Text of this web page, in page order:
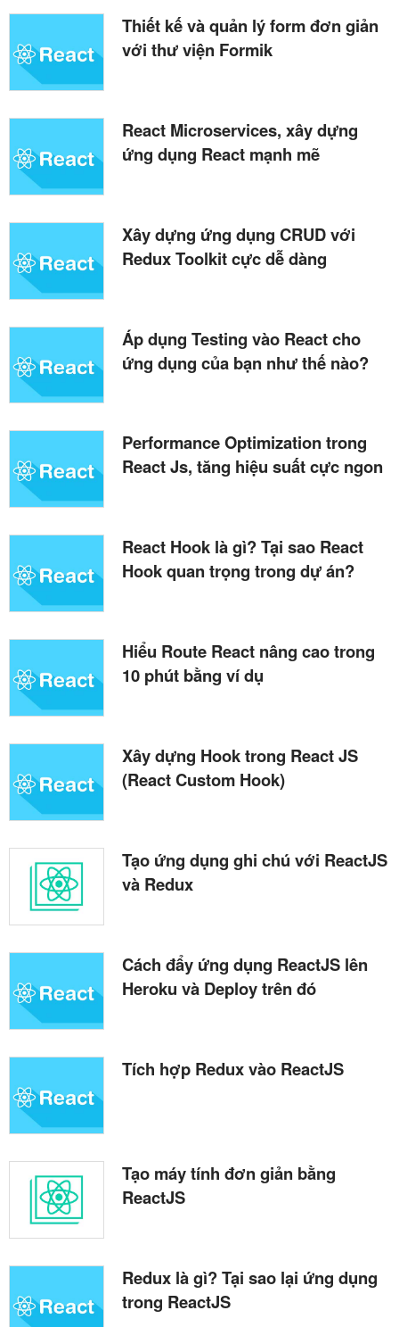
Thiết kế và quản lý form đơn giản
với thư viện Formik
React Microservices, xây dựng
ứng dụng React mạnh mẽ
Xây dựng ứng dụng CRUD với
Redux Toolkit cực dễ dàng
Áp dụng Testing vào React cho
ứng dụng của bạn như thế nào?
Performance Optimization trong
React Js, tăng hiệu suất cực ngon
React Hook là gì? Tại sao React
Hook quan trọng trong dự án?
Hiểu Route React nâng cao trong
10 phút bằng ví dụ
Xây dựng Hook trong React JS
(React Custom Hook)
Tạo ứng dụng ghi chú với ReactJS
và Redux
Cách đẩy ứng dụng ReactJS lên
Heroku và Deploy trên đó
Tích hợp Redux vào ReactJS
Tạo máy tính đơn giản bằng
ReactJS
Redux là gì? Tại sao lại ứng dụng
trong ReactJS